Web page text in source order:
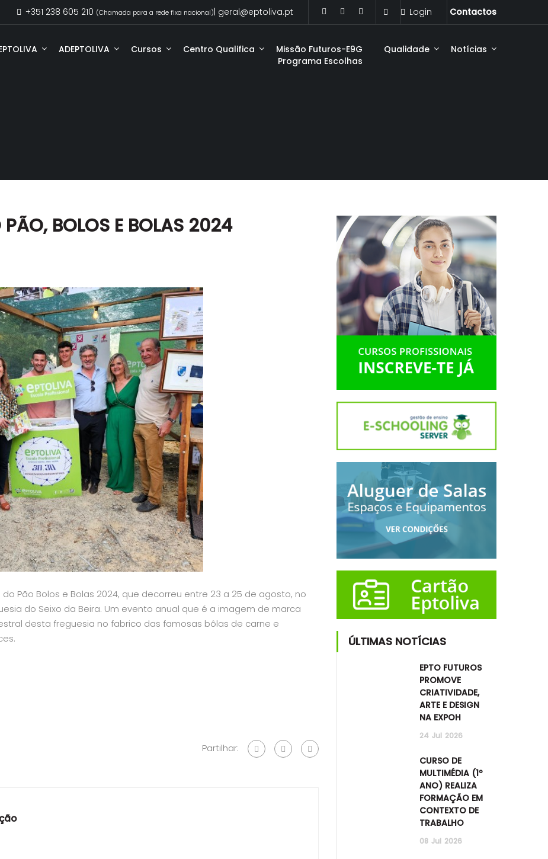
Login Contactos
+351 238 605 210 (Chamada para a rede fixa nacional) | geral@eptoliva.pt
ADEPTOLIVA Cursos Centro Qualifica
Missão Futuros-E9G
Programa Escolhas
Qualidade Notícias
BOLOS E BOLAS 2024
do Pão Bolos e Bolas 2024, que decorreu entre 23 a 25 de agosto, no
do Seixo da Beira. Um evento anual que é a imagem de marca
desta freguesia no fabrico das famosas bôlas de carne e
Partilhar:
ÚLTIMAS NOTÍCIAS
EPTO FUTUROS
PROMOVE
CRIATIVIDADE,
ARTE E DESIGN
NA EXPOH
24 Jul 2026
CURSO DE
MULTIMÉDIA (1º
ANO) REALIZA
FORMAÇÃO EM
CONTEXTO DE
TRABALHO
08 Jul 2026